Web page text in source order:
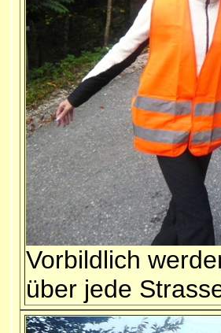
Vorbildlich
über jede